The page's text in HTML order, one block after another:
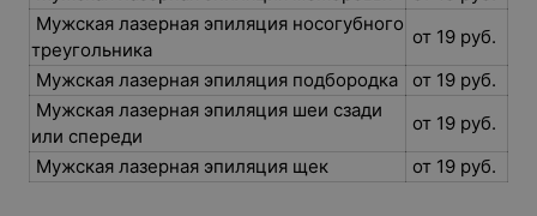
Мужская лазерная эпиляция носогубного
треугольника
от 19 руб.
Мужская лазерная эпиляция подбородка
от 19 руб.
Мужская лазерная эпиляция шеи сзади
или спереди
от 19 руб.
Мужская лазерная эпиляция щек
от 19 руб.